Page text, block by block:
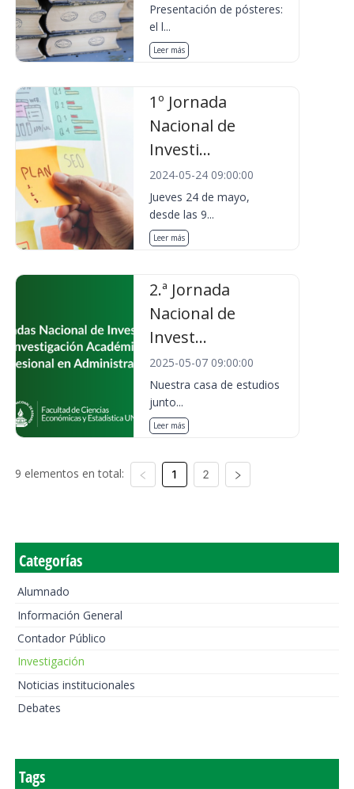
Presentación de pósteres:
el l...
Leer más
1º Jornada
Nacional de
Investi...
2024-05-24 09:00:00
Jueves 24 de mayo,
desde las 9...
Leer más
2.ª Jornada
Nacional de
Invest...
2025-05-07 09:00:00
Nuestra casa de estudios
junto...
Leer más
9 elementos en total: 1 2
Categorías
Alumnado
Información General
Contador Público
Investigación
Noticias institucionales
Debates
Tags